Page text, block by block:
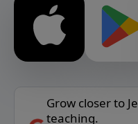
Grow closer to
teaching.